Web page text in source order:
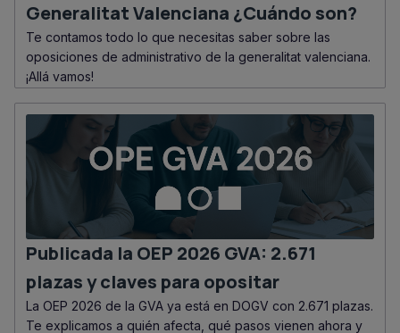
Generalitat Valenciana ¿Cuándo son?
Te contamos todo lo que necesitas saber sobre las
oposiciones de administrativo de la generalitat valenciana.
¡Allá vamos!
Publicada la OEP 2026 GVA: 2.671
plazas y claves para opositar
La OEP 2026 de la GVA ya está en DOGV con 2.671 plazas.
Te explicamos a quién afecta, qué pasos vienen ahora y